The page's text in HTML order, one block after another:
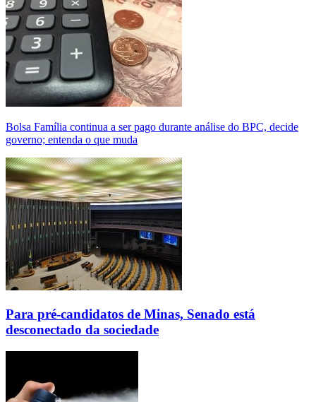
Bolsa Família continua a ser pago durante análise do BPC, decide
governo; entenda o que muda
Para pré-candidatos de Minas, Senado está
desconectado da sociedade